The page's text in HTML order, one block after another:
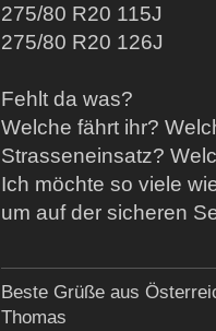
275/80 R20 115J
275/80 R20 126J
Fehlt da was?
Welche fährt ihr?
Strasseneinsatz?
Ich möchte so viele
um auf der sicheren
Beste Grüße aus
Thomas